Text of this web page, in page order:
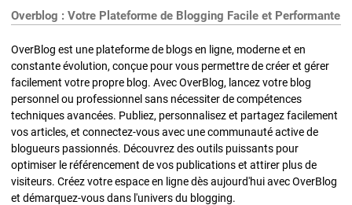
Overblog : Votre Plateforme de Blogging Facile et Performante
OverBlog est une plateforme de blogs en ligne, moderne et en
constante évolution, conçue pour vous permettre de créer et gérer
facilement votre propre blog. Avec OverBlog, lancez votre blog
personnel ou professionnel sans nécessiter de compétences
techniques avancées. Publiez, personnalisez et partagez facilement
vos articles, et connectez-vous avec une communauté active de
blogueurs passionnés. Découvrez des outils puissants pour
optimiser le référencement de vos publications et attirer plus de
visiteurs. Créez votre espace en ligne dès aujourd'hui avec OverBlog
et démarquez-vous dans l'univers du blogging.